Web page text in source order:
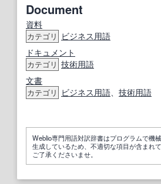
Document
資料
カテゴリ
ビジネス用語
ドキュメント
カテゴリ 技術用語
文書
カテゴリ ビジネス用語、 技術用語
Weblio専門用語対訳辞書はプログラムで機
生成しているため、不適切な項目が含まれ
ご了承くださいませ。